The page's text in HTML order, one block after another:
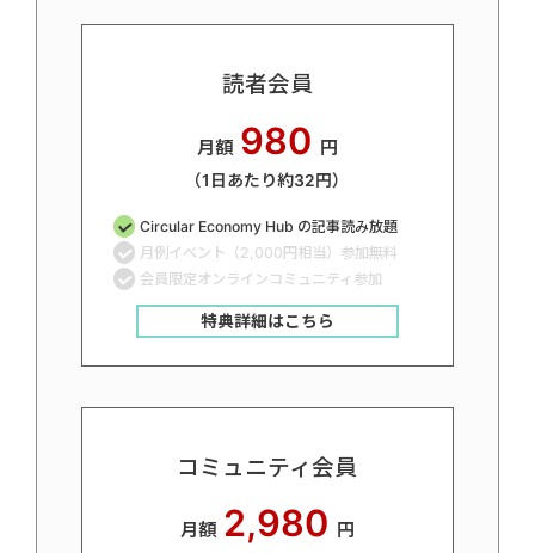
読者会員
月額 980 円
（1日あたり約32円）
Circular Economy Hub の記事読み放題
月例イベント（2,000円相当）参加無料
会員限定オンラインコミュニティ参加
特典詳細はこちら
コミュニティ会員
月額 2,980 円